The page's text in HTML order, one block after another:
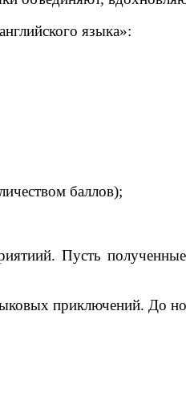
языка»:
баллов);
Пусть
приключений. До